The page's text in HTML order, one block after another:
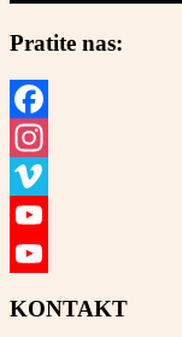
Pratite nas:
Facebook
Instagram
Vimeo
YouTube
KONTAKT